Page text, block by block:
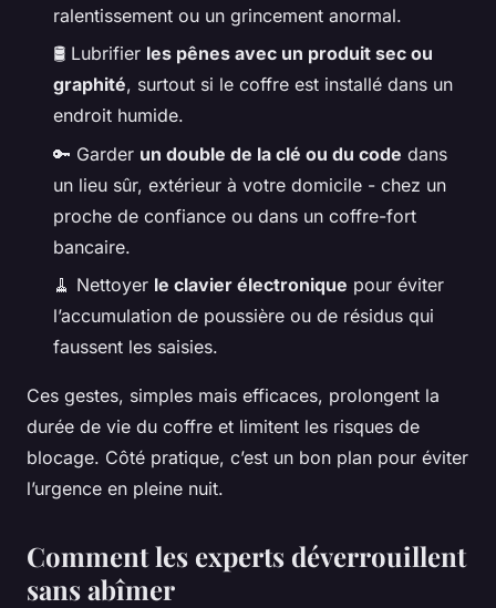
ralentissement ou un grincement anormal.
🛢️ Lubrifier les pênes avec un produit sec ou
graphité, surtout si le coffre est installé dans un
endroit humide.
🔑 Garder un double de la clé ou du code dans
un lieu sûr, extérieur à votre domicile - chez un
proche de confiance ou dans un coffre-fort
bancaire.
🧹 Nettoyer le clavier électronique pour éviter
l’accumulation de poussière ou de résidus qui
faussent les saisies.
Ces gestes, simples mais efficaces, prolongent la
durée de vie du coffre et limitent les risques de
blocage. Côté pratique, c’est un bon plan pour éviter
l’urgence en pleine nuit.
Comment les experts déverrouillent
sans abîmer